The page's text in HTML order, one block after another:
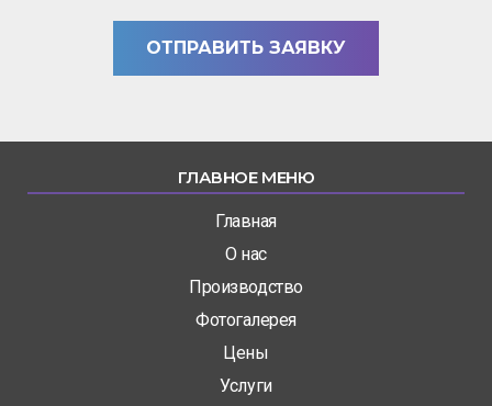
ОТПРАВИТЬ ЗАЯВКУ
ГЛАВНОЕ МЕНЮ
Главная
О нас
Производство
Фотогалерея
Цены
Услуги